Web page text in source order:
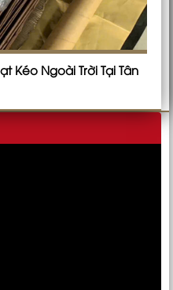
Kéo Ngoài Trời Tại Tân